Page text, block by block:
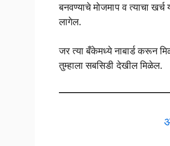
बनवण्याचे मोजमाप व त्याचा
लागेल.
जर त्या बँकेमध्ये नाबार्ड करून
तुम्हाला सबसिडी देखील मिळेल.